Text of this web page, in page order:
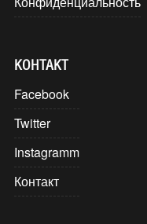
КОНТАКТ
Facebook
Twitter
Instagramm
Контакт